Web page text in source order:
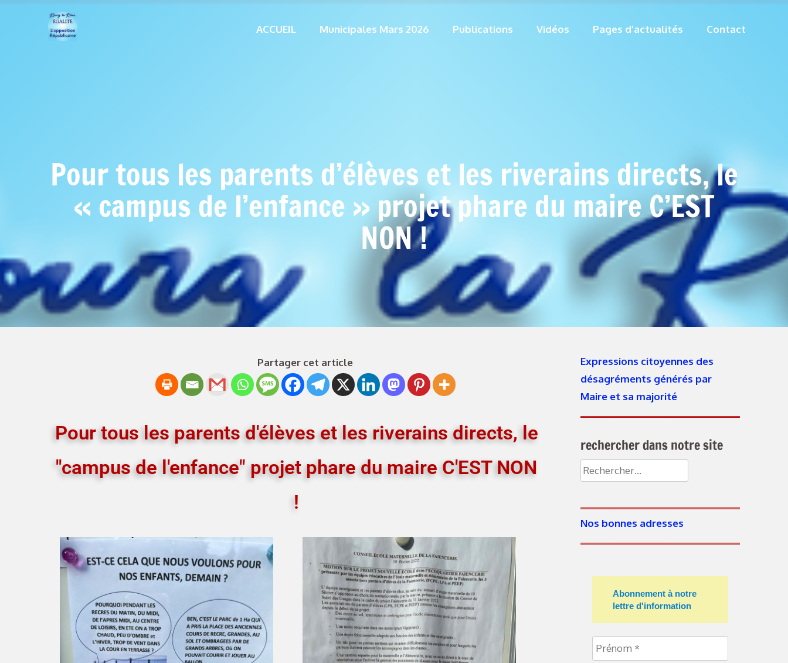
ACCUEIL Municipales Mars 2026 Publications Vidéos Pages d’actualités Contact
Pour tous les parents d’élèves et les riverains directs, le
« campus de l’enfance » projet phare du maire C’EST
NON !
Partager cet article
Pour tous les parents d'élèves et les riverains directs, le
"campus de l'enfance" projet phare du maire C'EST NON
!
Expressions citoyennes des
désagréments générés par
Maire et sa majorité
rechercher dans notre site
Nos bonnes adresses
Abonnement à notre
lettre d'information